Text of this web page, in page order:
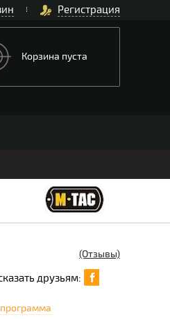
Регистрация
Корзина пуста
(Отзывы)
друзьям: